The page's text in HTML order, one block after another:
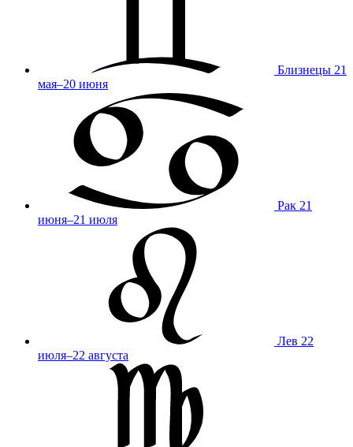
Близнецы 21
мая–20 июня
Рак 21
июня–21 июля
Лев 22
июля–22 августа